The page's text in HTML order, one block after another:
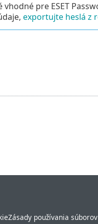
vhodné pre ESET
exportujte heslá z
Zásady používania